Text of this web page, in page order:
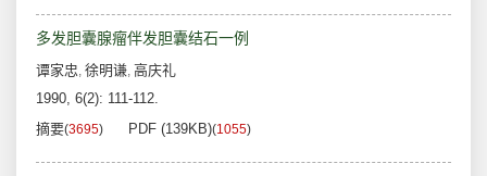
多发胆囊腺瘤伴发胆囊结石一例
谭家忠, 徐明谦, 高庆礼
1990, 6(2): 111-112.
摘要(3695) PDF (139KB)(1055)